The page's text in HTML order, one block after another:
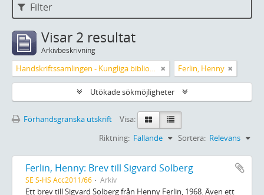
Filter
Visar 2 resultat
Arkivbeskrivning
Handskriftssamlingen - Kungliga biblioteket Ferlin, Henny
Utökade sökmöjligheter
Förhandsgranska utskrift
Visa:
Sortera: Relevans
Riktning: Fallande
Ferlin, Henny: Brev till Sigvard Solberg
SE S-HS Acc2011/66 Arkiv
Ett brev till Sigvard Solberg från Henny Ferlin, 1968. Även ett